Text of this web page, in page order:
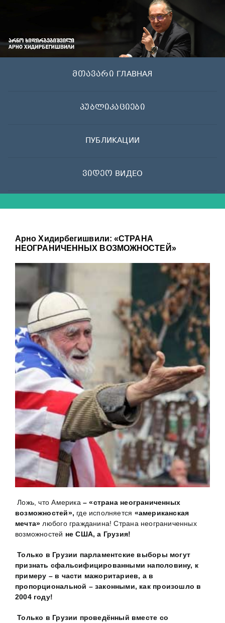
მთავარი ГЛАВНАЯ
პუბლიკაციები
ПУБЛИКАЦИИ
ვიდეო ВИДЕО
Арно Хидирбегишвили: «СТРАНА
НЕОГРАНИЧЕННЫХ ВОЗМОЖНОСТЕЙ»
Ложь, что Америка – «страна неограниченных
возможностей», где исполняется «американская
мечта» любого гражданина! Страна неограниченных
возможностей не США, а Грузия!
Только в Грузии парламентские выборы могут
признать сфальсифицированными наполовину, к
примеру – в части мажоритариев, а в
пропорциональной – законными, как произошло в
2004 году!
Только в Грузии проведённый вместе со